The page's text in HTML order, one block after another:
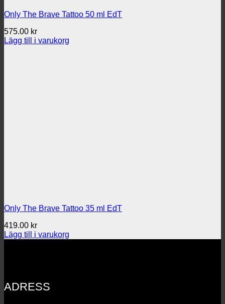
Only The Brave Tattoo 50 ml EdT
575.00 kr
Lägg till i varukorg
Only The Brave Tattoo 35 ml EdT
419.00 kr
Lägg till i varukorg
ADRESS